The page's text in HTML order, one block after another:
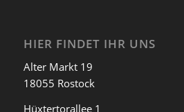
HIER FINDET IHR UNS
Alter Markt 19
18055 Rostock
Hüxtertorallee 1